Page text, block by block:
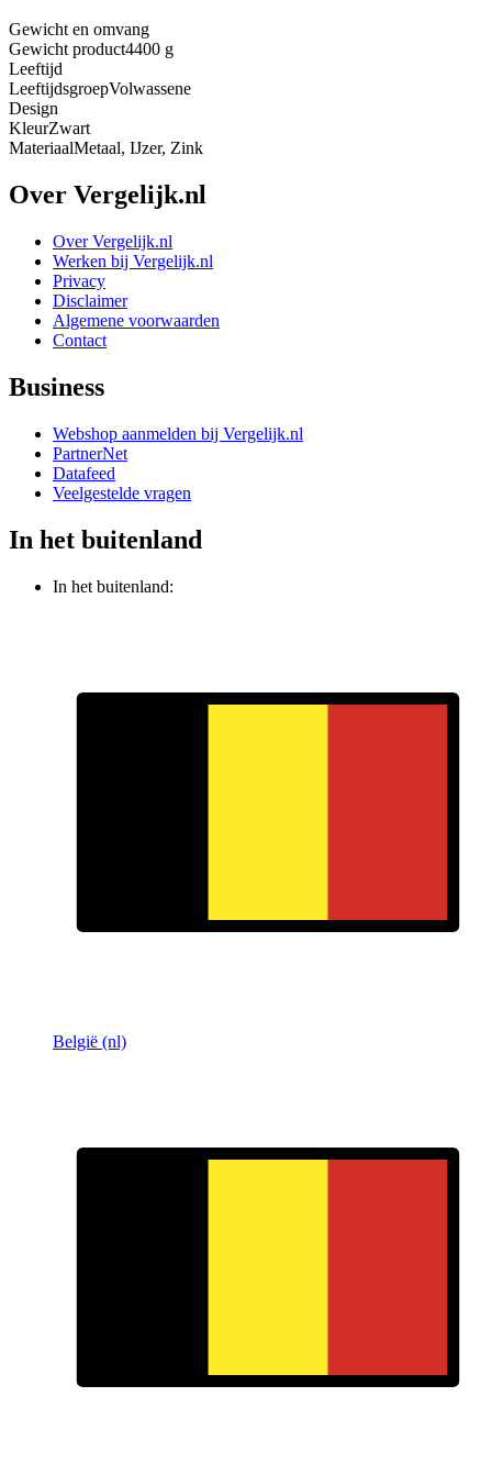
Gewicht en omvang
Gewicht product4400 g
Leeftijd
LeeftijdsgroepVolwassene
Design
KleurZwart
MateriaalMetaal, IJzer, Zink
Over Vergelijk.nl
Over Vergelijk.nl
Werken bij Vergelijk.nl
Privacy
Disclaimer
Algemene voorwaarden
Contact
Business
Webshop aanmelden bij Vergelijk.nl
PartnerNet
Datafeed
Veelgestelde vragen
In het buitenland
In het buitenland:
België (nl)